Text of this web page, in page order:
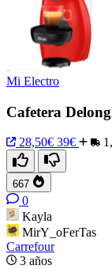
Mi Electro
Cafetera
28,50€ 39€
667
0
Kayla
MirY_oFerTas
Carrefour
3 años